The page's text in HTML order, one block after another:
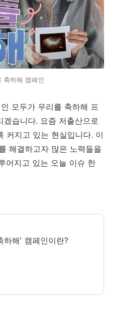
축하해 캠페인
모두가 우리를 축하해 프
습니다. 요즘 저출산으로
커지고 있는 현실입니다. 이
해결하고자 많은 노력들을
어지고 있는 오늘 이슈 한
하해' 캠페인이란?